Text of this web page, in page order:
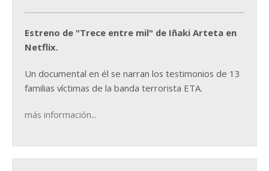
Estreno de "Trece entre mil" de Iñaki Arteta en
Netflix.
Un documental en él se narran los testimonios de 13
familias víctimas de la banda terrorista ETA.
más información...